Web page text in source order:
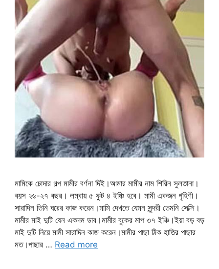
মামিকে চোদার গল্প মামীর বর্ণনা দিই।আমার মামীর নাম শিরিন সুলতানা।
বয়স ২৬-২৭ বছর। লম্বায় ৫ ফুট ৪ ইঞ্চি হবে। মামী একজন গৃহিণী।
সারাদিন তিনি ঘরের কাজ করেন।মামি দেখতে যেমন সুন্দরী তেমনি সেক্সি।
মামীর মাই দুটি যেন একদম ডাব।মামীর বুকের মাপ ৩৭ ইঞ্চি।ইয়া বড় বড়
মাই দুটি নিয়ে মামী সারাদিন কাজ করেন।মামীর পাছা ঠিক হাতির পাছার
মত।পাছার … Read more